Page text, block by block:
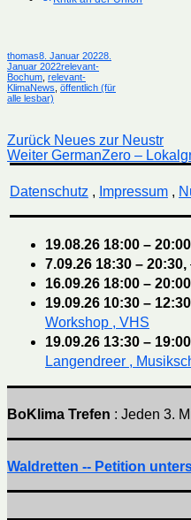
Autor
thomasVeröffentlicht
am
8. Januar 20228.
Januar 2022Kategorien
relevant-
Bochum relevant-
KlimaNews öffentlich (für
alle lesbar)
Beitragsnavigation
Zurück Vorheriger
Beitrag:
Neues zur Neustr
Weiter Nächster
Beitrag:
GermanZero –
Datenschutz , Impressum,
19.08.26 18:00 – 20:00
7.09.26 18:30 – 20:30,
16.09.26 18:00 – 20:00
19.09.26 10:30 – 12:30
Workshop , VHS
19.09.26 13:30 – 19:00
Langendreer ,
BoKlima Trefen : Jeden 3.
Waldretten -- Petition